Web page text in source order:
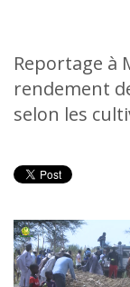
Reportage à
rendement
selon les